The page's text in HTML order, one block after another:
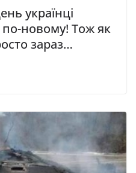
українці
по-новому! Тож як
зараз…